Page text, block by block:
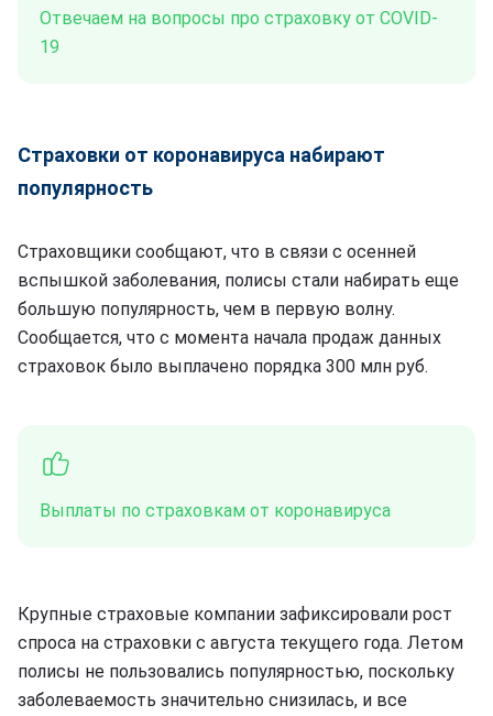
Отвечаем на вопросы про страховку от COVID-
19
Страховки от коронавируса набирают
популярность
Страховщики сообщают, что в связи с осенней
вспышкой заболевания, полисы стали набирать еще
большую популярность, чем в первую волну.
Сообщается, что с момента начала продаж данных
страховок было выплачено порядка 300 млн руб.
Выплаты по страховкам от коронавируса
Крупные страховые компании зафиксировали рост
спроса на страховки с августа текущего года. Летом
полисы не пользовались популярностью, поскольку
заболеваемость значительно снизилась, и все